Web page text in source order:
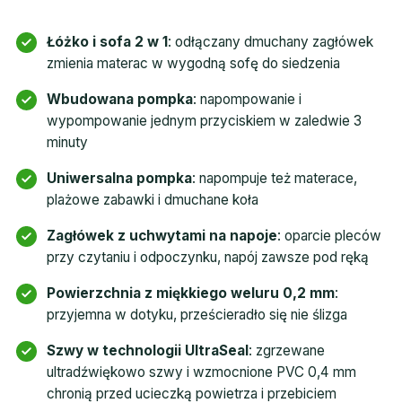
Łóżko i sofa 2 w 1: odłączany dmuchany zagłówek
zmienia materac w wygodną sofę do siedzenia
Wbudowana pompka: napompowanie i
wypompowanie jednym przyciskiem w zaledwie 3
minuty
Uniwersalna pompka: napompuje też materace,
plażowe zabawki i dmuchane koła
Zagłówek z uchwytami na napoje: oparcie pleców
przy czytaniu i odpoczynku, napój zawsze pod ręką
Powierzchnia z miękkiego weluru 0,2 mm:
przyjemna w dotyku, prześcieradło się nie ślizga
Szwy w technologii UltraSeal: zgrzewane
ultradźwiękowo szwy i wzmocnione PVC 0,4 mm
chronią przed ucieczką powietrza i przebiciem